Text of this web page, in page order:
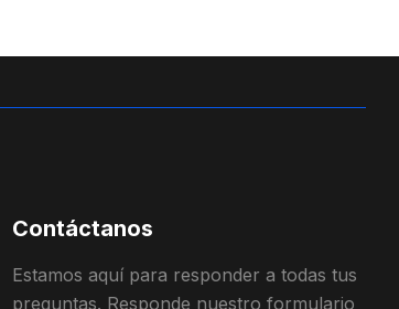
Contáctanos
Estamos aquí para responder a todas tus
preguntas. Responde nuestro formulario